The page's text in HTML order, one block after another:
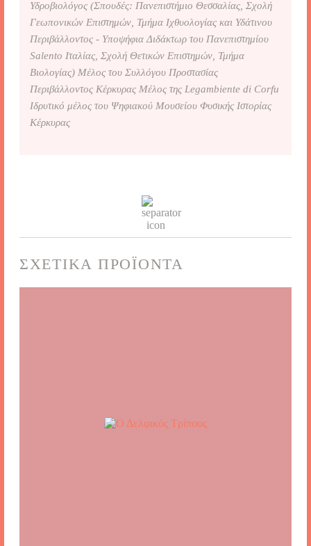
Υδροβιολόγος (Σπουδές: Πανεπιστήμιο Θεσσαλίας, Σχολή
Γεωπονικών Επιστημών, Τμήμα Ιχθυολογίας και Υδάτινου
Περιβάλλοντος - Υποψήφια Διδάκτωρ του Πανεπιστημίου
Salento Ιταλίας, Σχολή Θετικών Επιστημών, Τμήμα
Βιολογίας) Μέλος του Συλλόγου Προστασίας
Περιβάλλοντος Κέρκυρας Μέλος της Legambiente di Corfu
Ιδρυτικό μέλος του Ψηφιακού Μουσείου Φυσικής Ιστορίας
Κέρκυρας
ΣΧΕΤΙΚΆ ΠΡΟΪΌΝΤΑ